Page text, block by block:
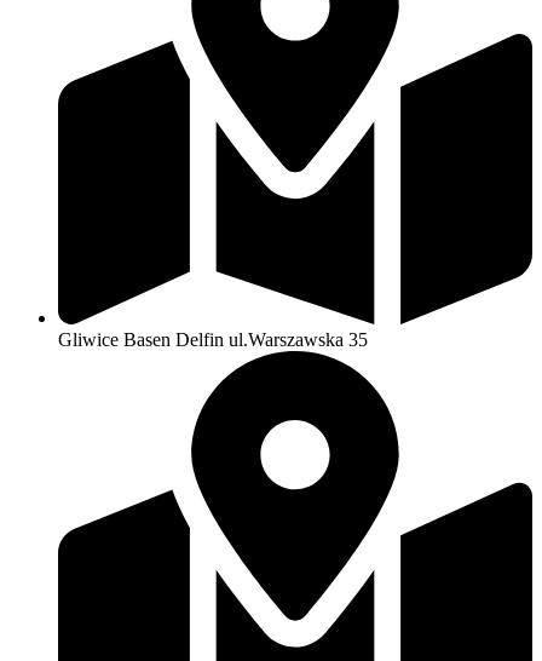
Gliwice Basen Delfin ul.Warszawska 35